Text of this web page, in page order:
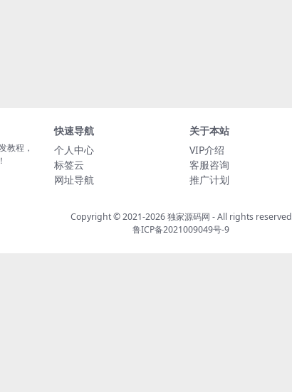
教程，
快速导航
个人中心
标签云
网址导航
关于本站
VIP介绍
客服咨询
推广计划
Copyright © 2021-2026独家源码网 - All rights reserved
鲁ICP备2021009049号-9